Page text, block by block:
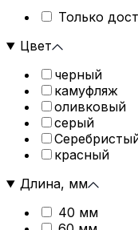
Только
Цвет
черный
камуфляж
оливковый
серый
красный
Длина, мм
40 мм